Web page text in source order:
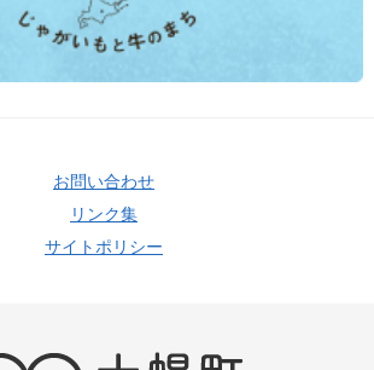
お問い合わせ
リンク集
サイトポリシー